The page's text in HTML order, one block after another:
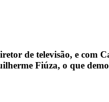
de televisão, e com
Fiúza, o que